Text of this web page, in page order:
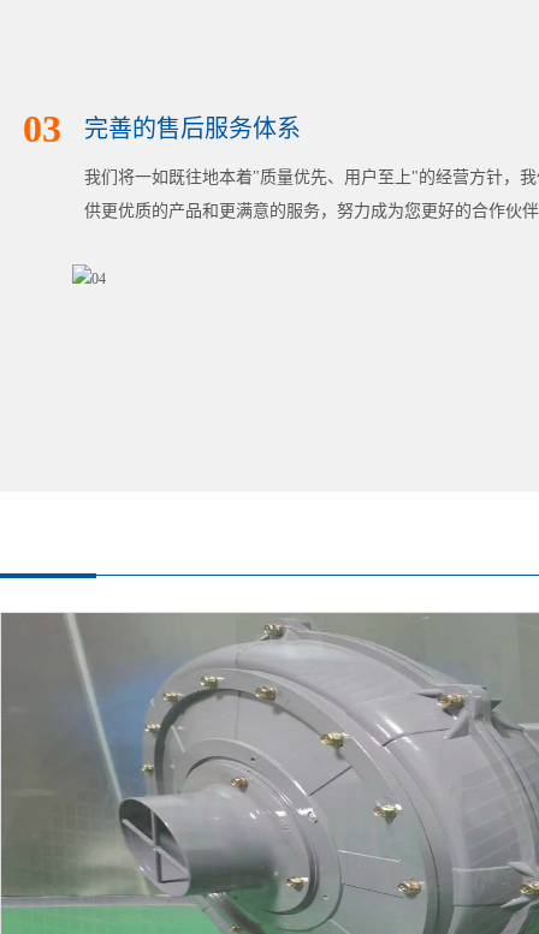
03 完善的售后服务体系
我们将一如既往地本着"质量优先、用户至上"的经营方针，
供更优质的产品和更满意的服务，努力成为您更好的合作伙